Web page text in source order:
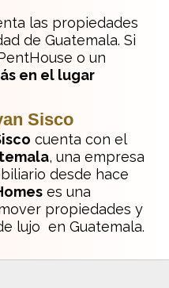
las propiedades
de Guatemala. Si
o un
en el lugar
Sisco
cuenta con el
, una empresa
desde hace
es una
propiedades y
lujo en Guatemala.